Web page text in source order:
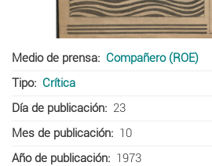
Medio de prensa
Compañero (ROE)
Tipo
Crítica
Día de publicación
23
Mes de publicación
10
Año de publicación
1973